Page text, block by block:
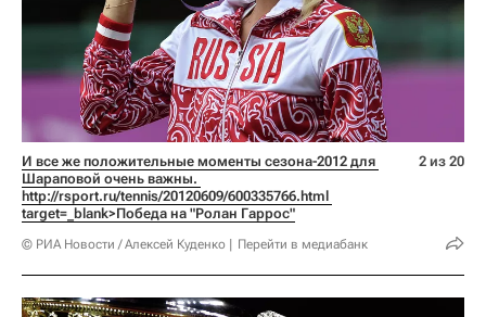
И все же положительные моменты сезона-2012 для
http://rsport.ru/tennis/20120609/600335766.html
target=_blank>Победа на "Ролан Гаррос"
© РИА Новости / Алексей Куденко Перейти в медиабанк
2 из 20